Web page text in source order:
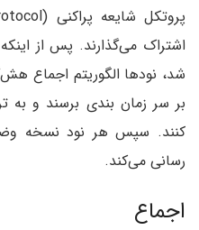
اشتراک می‌گذارند. پس از
شد، نودها الگوریتم اجماع
بر سر زمان بندی برسند و به
کنند. سپس هر نود نسخه
رسانی می‌کند.
اجماع